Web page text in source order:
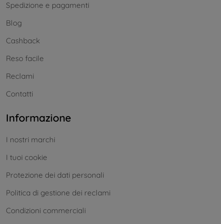
Spedizione e pagamenti
Blog
Cashback
Reso facile
Reclami
Contatti
Informazione
I nostri marchi
I tuoi cookie
Protezione dei dati personali
Politica di gestione dei reclami
Condizioni commerciali